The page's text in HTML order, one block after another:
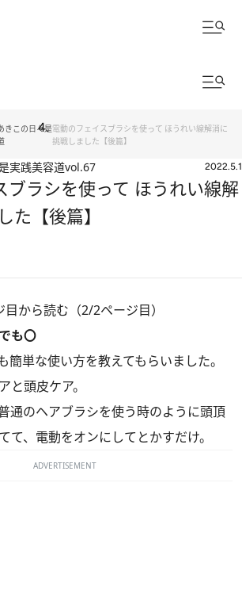
きこの日々是電動のフェイスブラシを使って ほうれい線解消に
挑戦しました【後篇】
実践美容道vol.67 2022.5.1
ブラシを使って ほうれい線解
た【後篇】
から読む（2/2ページ目）
も〇
単な使い方を教えてもらいました。
頭皮ケア。
通のヘアブラシを使う時のように頭頂
て、電動をオンにしてとかすだけ。
ADVERTISEMENT